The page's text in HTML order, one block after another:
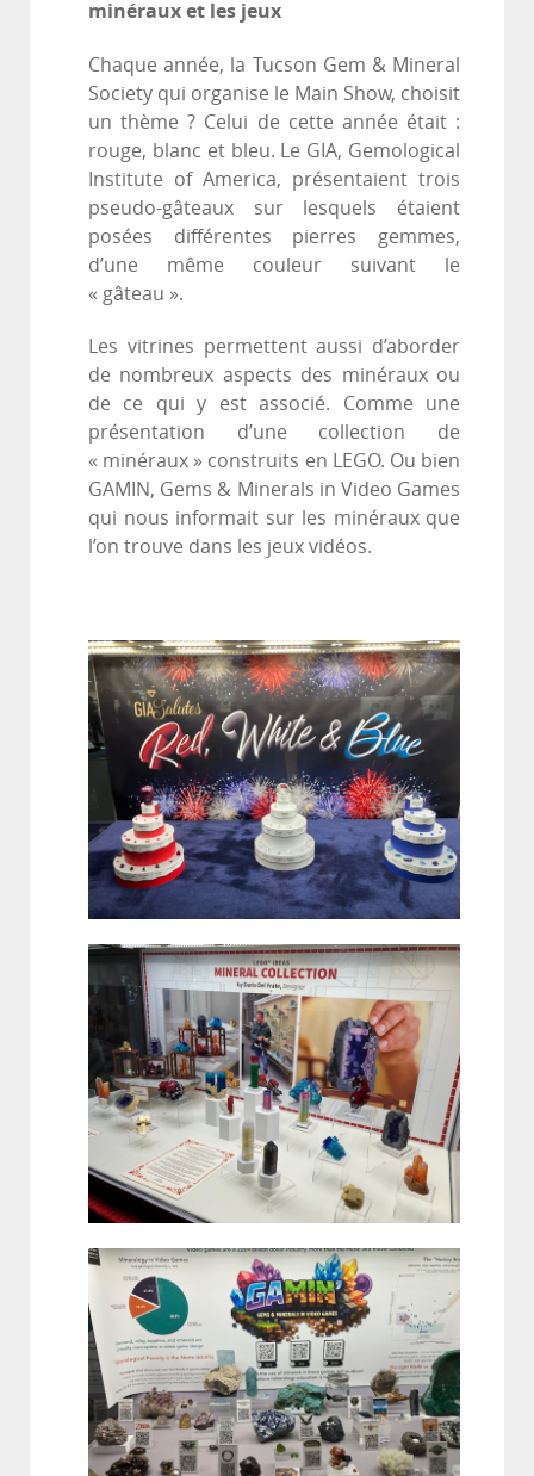
minéraux et les jeux
Chaque année, la Tucson Gem & Mineral
Society qui organise le Main Show, choisit
un thème ? Celui de cette année était :
rouge, blanc et bleu. Le GIA, Gemological
Institute of America, présentaient trois
pseudo-gâteaux sur lesquels étaient
posées différentes pierres gemmes,
d’une même couleur suivant le
« gâteau ».
Les vitrines permettent aussi d’aborder
de nombreux aspects des minéraux ou
de ce qui y est associé. Comme une
présentation d’une collection de
« minéraux » construits en LEGO. Ou bien
GAMIN, Gems & Minerals in Video Games
qui nous informait sur les minéraux que
l’on trouve dans les jeux vidéos.